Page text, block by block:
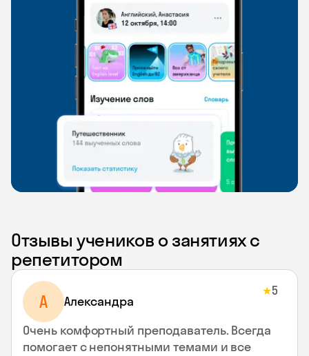
Отзывы учеников о занятиях с
репетитором
A Aлександра
★5
Очень комфортный преподаватель. Всегда
помогает с непонятными темами и все